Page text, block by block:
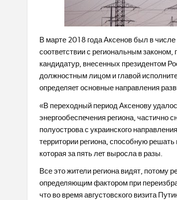
В марте 2018 года Аксенов был в
соответствии с региональным законом,
кандидатур, внесенных президентом
должностным лицом и главой
определяет основные направления
«В переходный период Аксенову
энергообеспечения региона, частично
полуострова с украинского
территории региона, способную
которая за пять лет выросла в разы.
Все это жители региона видят, потому
определяющим фактором при
что во время августовского визита